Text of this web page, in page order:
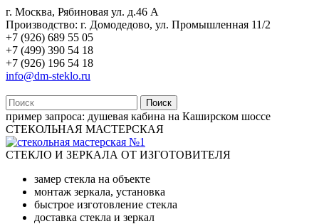
г. Москва, Рябиновая ул. д.46 А
Производство: г. Домодедово, ул. Промышленная 11/2
+7 (926) 689 55 05
+7 (499) 390 54 18
+7 (926) 196 54 18
info@dm-steklo.ru
Поиск
пример запроса: душевая кабина на Каширском шоссе
СТЕКОЛЬНАЯ МАСТЕРСКАЯ
СТЕКЛО И ЗЕРКАЛА ОТ ИЗГОТОВИТЕЛЯ
замер стекла на объекте
монтаж зеркала, установка
быстрое изготовление стекла
доставка стекла и зеркал